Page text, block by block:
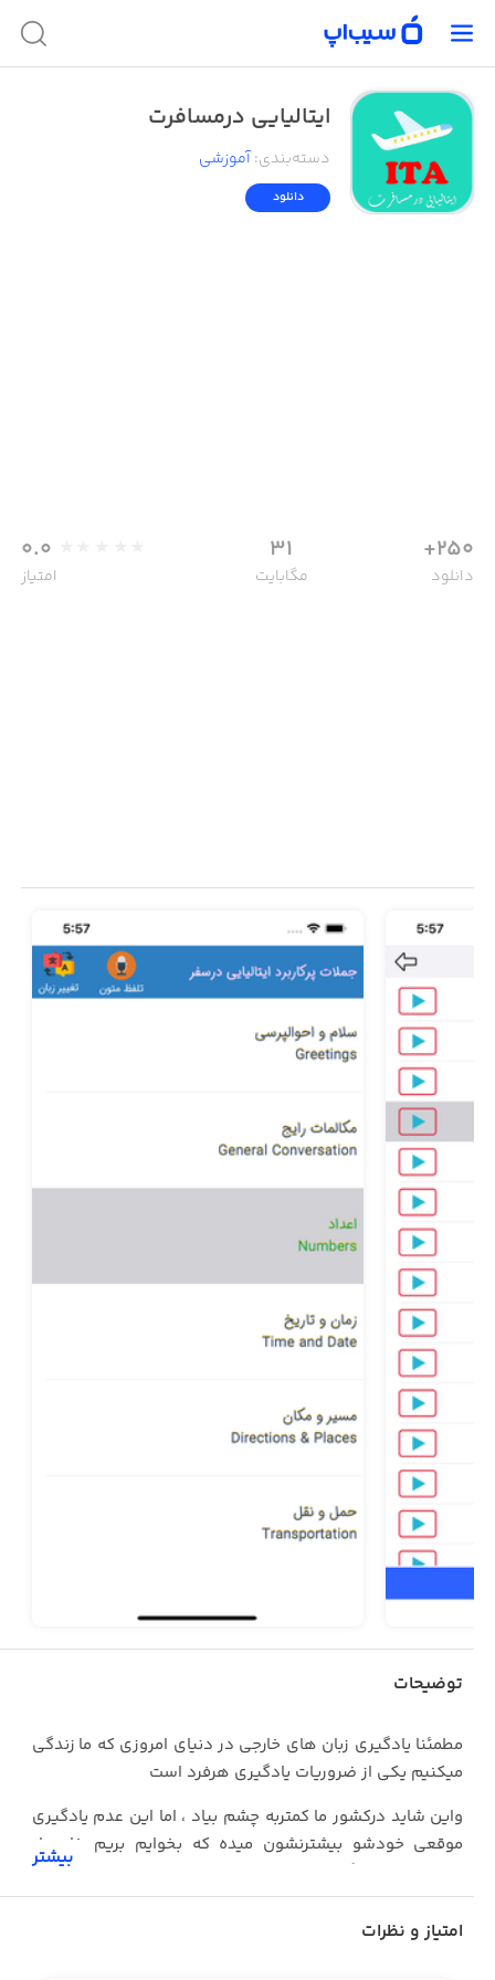
ایتالیایی درمسافرت
دسته‌بندی:آموزشی
دانلود
250+
دانلود
31
مگابایت
0.0
امتیاز
توضیحات
مطمئنا یادگیری زبان های خارجی در دنیای امروزی که ما زندگی
میکنیم یکی از ضروریات یادگیری هرفرد است
واین شاید درکشور ما کمتربه چشم بیاد ، اما این عدم یادگیری
موقعی خودشو بیشترنشون میده که بخوایم بریم خارج از
کشور اونوقت اگر چندتا کلمه پیش پا افتاده ساده رو ندونیم
دیگه خیلی بد میشه
بیشتر
امتیاز و نظرات